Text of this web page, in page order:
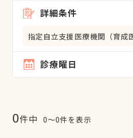
詳細条件
指定自立支援医療機関（育成
診療曜日
0件中 0〜0件を表示